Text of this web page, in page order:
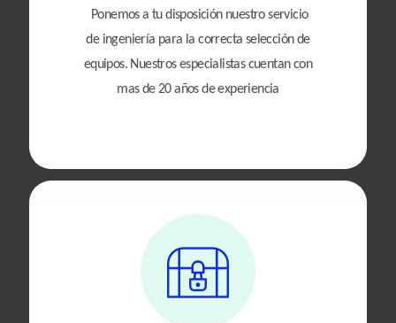
Ponemos a tu disposición nuestro servicio
de ingeniería para la correcta selección de
equipos. Nuestros especialistas cuentan con
mas de 20 años de experiencia